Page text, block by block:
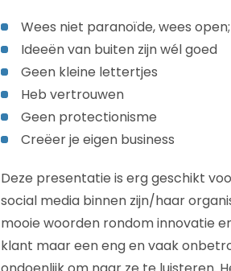
Wees niet paranoïde, wees
Ideeën van buiten zijn wél goed
Geen kleine lettertjes
Heb vertrouwen
Geen protectionisme
Creëer je eigen business
Deze presentatie is erg geschikt
social media binnen zijn/haar
mooie woorden rondom innovatie
klant maar een eng en vaak